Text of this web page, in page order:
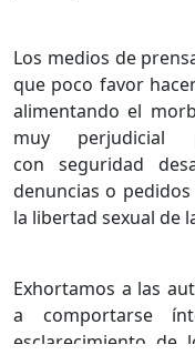
Los medios de
que poco favor
alimentando el
muy perjudicial
con seguridad
denuncias o
la libertad sexual de
Exhortamos a las
a comportarse
esclarecimiento de